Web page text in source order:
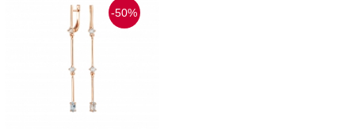
-50%